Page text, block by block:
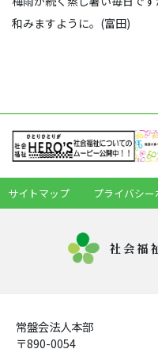
和みますように。(富田)
サイトマップ プライバシ
社会福
常盤会法人本部
〒890-0054